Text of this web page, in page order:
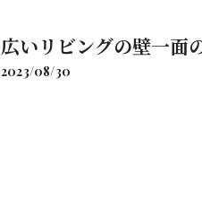
広いリビングの壁一面
2023/08/30